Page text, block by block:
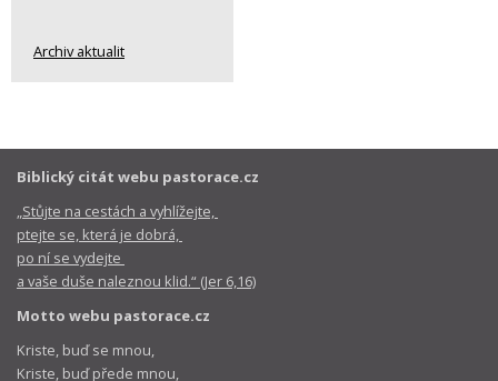
Archiv aktualit
Biblický citát webu pastorace.cz
„Stůjte na cestách a vyhlížejte,
ptejte se, která je dobrá,
po ní se vydejte
a vaše duše naleznou klid.“ (Jer 6,16)
Motto webu pastorace.cz
Kriste, buď se mnou,
Kriste, buď přede mnou,